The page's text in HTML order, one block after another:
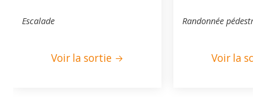
Escalade
Voir la sortie
Randonnée pédestre
Voir la